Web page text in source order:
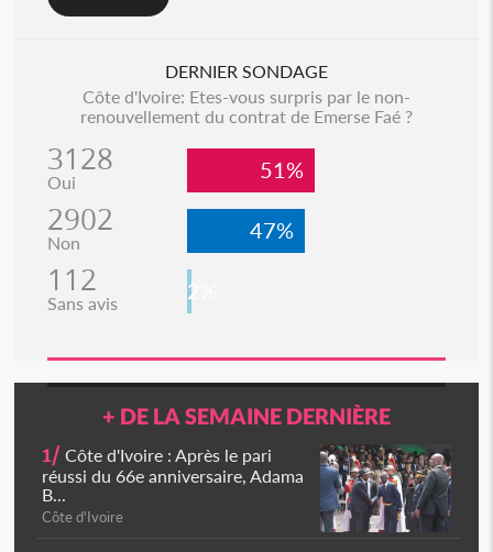
DERNIER SONDAGE
Côte d'Ivoire: Etes-vous surpris par le non-
renouvellement du contrat de Emerse Faé ?
3128
Oui 51%
2902
Non 47%
112
Sans avis 2%
+ DE LA SEMAINE DERNIÈRE
1/ Côte d'Ivoire : Après le pari
réussi du 66e anniversaire, Adama
B...
Côte d'Ivoire